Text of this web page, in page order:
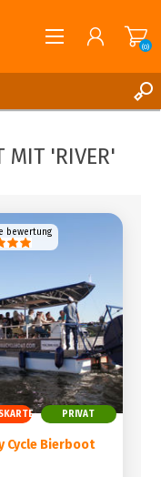
(0)
MIT 'RIVER'
PRIVAT
Cycle Bierboot
bewertung